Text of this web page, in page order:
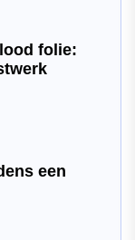
folie:
een